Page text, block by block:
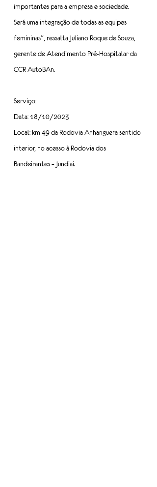
importantes para a empresa e sociedade.
Será uma integração de todas as equipes
femininas”, ressalta Juliano Roque de Souza,
gerente de Atendimento Pré-Hospitalar da
CCR AutoBAn.
Serviço:
Data: 18/10/2023
Local: km 49 da Rodovia Anhanguera sentido
interior, no acesso à Rodovia dos
Bandeirantes – Jundiaí.